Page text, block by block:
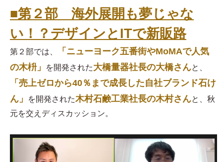
■第２部 海外展開も夢じゃな
い！？デザインとITで新販路
第２部では、
「ニューヨーク五番街やMoMAで人気
の木枡」
を開発された大橋量器社長の大橋さんと、
「売上ゼロから40％まで成長した自社ブランド石け
ん」
を開発された木村石鹸工業社長の木村さんと、秋
元を交えディスカッション。